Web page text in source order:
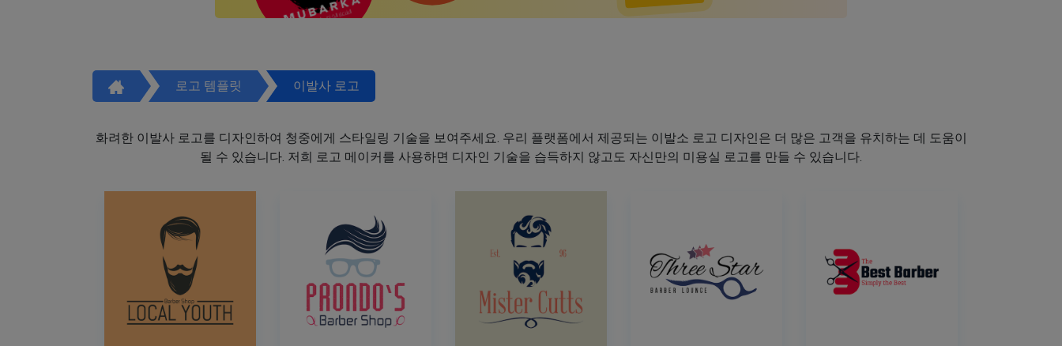
로고 템플릿 이발사 로고
화려한 이발사 로고를 디자인하여 청중에게 스타일링 기술을 보여주세요. 우리 플랫폼에서 제공되는 이발소 로고 디자인은 더 많은 고객을 유치하는 데 도움이
될 수 있습니다. 저희 로고 메이커를 사용하면 디자인 기술을 습득하지 않고도 자신만의 미용실 로고를 만들 수 있습니다.